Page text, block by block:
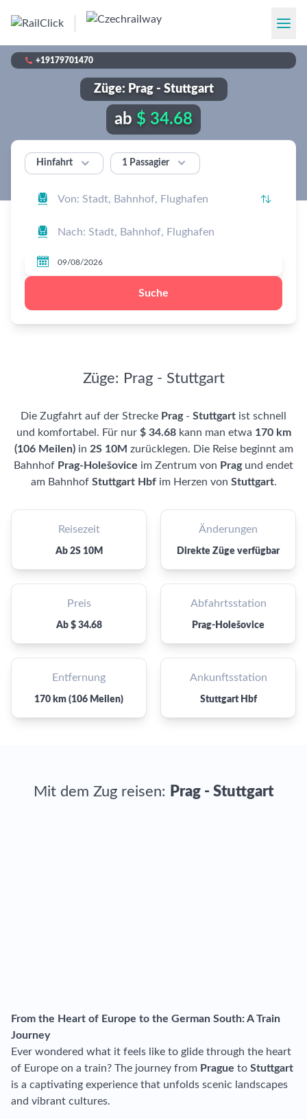
 +19179701470
Züge: Prag - Stuttgart
ab $ 34.68
Hinfahrt  1 Passagier 
 


Suche
Züge: Prag - Stuttgart
Die Zugfahrt auf der Strecke Prag- Stuttgart ist schnell
und komfortabel. Für nur $ 34.68kann man etwa 170 km
(106 Meilen)in 2S 10M zurücklegen. Die Reise beginnt am
Bahnhof Prag-Holešovice im Zentrum von Pragund endet
am Bahnhof Stuttgart Hbfim Herzen von Stuttgart.
Reisezeit
Ab 2S 10M
Preis
Ab $ 34.68
Entfernung
170 km (106 Meilen)
Änderungen
Direkte Züge verfügbar
Abfahrtsstation
Prag-Holešovice
Ankunftsstation
Stuttgart Hbf
Mit dem Zug reisen: Prag - Stuttgart
From the Heart of Europe to the German South: A Train
Journey
Ever wondered what it feels like to glide through the heart
of Europe on a train? The journey from Prague to Stuttgart
is a captivating experience that unfolds scenic landscapes
and vibrant cultures.